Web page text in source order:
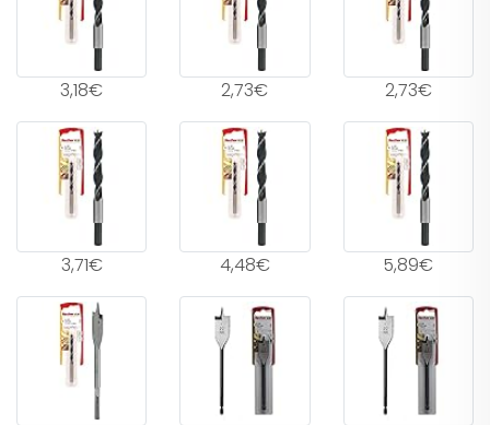
3,18€ 2,73€ 2,73€
3,71€ 4,48€ 5,89€